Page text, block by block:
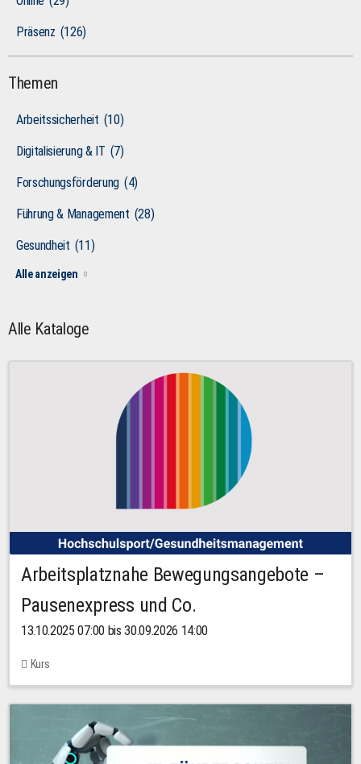
Präsenz (126)
Themen
Arbeitssicherheit (10)
Digitalisierung & IT (7)
Forschungsförderung (4)
Führung & Management (28)
Gesundheit (11)
Alle anzeigen
Alle Kataloge
Arbeitsplatznahe Bewegungsangebote –
Pausenexpress und Co.
13.10.2025 07:00 bis 30.09.2026 14:00
Kurs